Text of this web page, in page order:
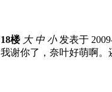
18楼 大 中 小发表于
我谢你了，奈叶好萌啊